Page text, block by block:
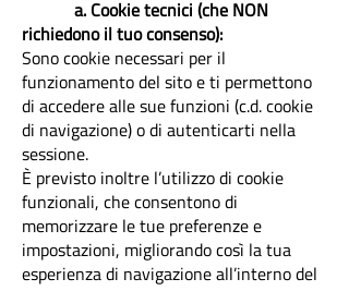
a. Cookie tecnici (che NON
richiedono il tuo consenso):
Sono cookie necessari per il
funzionamento del sito e ti permettono
di accedere alle sue funzioni (c.d. cookie
di navigazione) o di autenticarti nella
sessione.
È previsto inoltre l’utilizzo di cookie
funzionali, che consentono di
memorizzare le tue preferenze e
impostazioni, migliorando così la tua
esperienza di navigazione all’interno del